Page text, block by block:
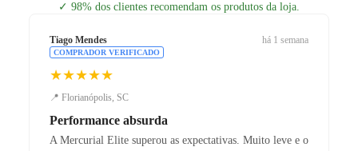
✓ 98% dos clientes recomendam os produtos da loja.
Tiago Mendes
COMPRADOR VERIFICADO
há 1 semana
★★★★★
📍 Florianópolis, SC
Performance absurda
A Mercurial Elite superou as expectativas. Muito leve e o